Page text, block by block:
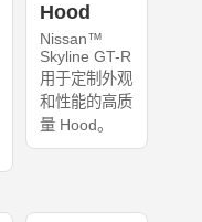
Hood
Nissan™
Skyline GT-R
用于定制外观
和性能的高质
量 Hood。